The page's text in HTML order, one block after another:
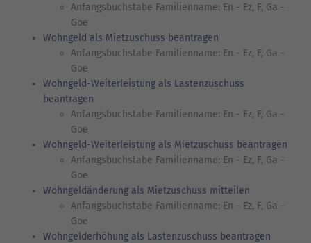
Anfangsbuchstabe Familienname: En - Ez, F, Ga -
Goe
Wohngeld als Mietzuschuss beantragen
Anfangsbuchstabe Familienname: En - Ez, F, Ga -
Goe
Wohngeld-Weiterleistung als Lastenzuschuss
beantragen
Anfangsbuchstabe Familienname: En - Ez, F, Ga -
Goe
Wohngeld-Weiterleistung als Mietzuschuss beantragen
Anfangsbuchstabe Familienname: En - Ez, F, Ga -
Goe
Wohngeldänderung als Mietzuschuss mitteilen
Anfangsbuchstabe Familienname: En - Ez, F, Ga -
Goe
Wohngelderhöhung als Lastenzuschuss beantragen